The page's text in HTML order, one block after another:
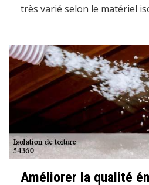
très varié selon le matériel
Améliorer la qualité